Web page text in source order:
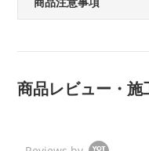
商品注意事項
商品レビュー・施